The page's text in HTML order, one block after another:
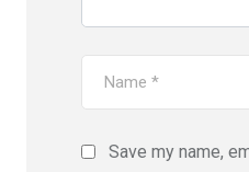
Save my name,